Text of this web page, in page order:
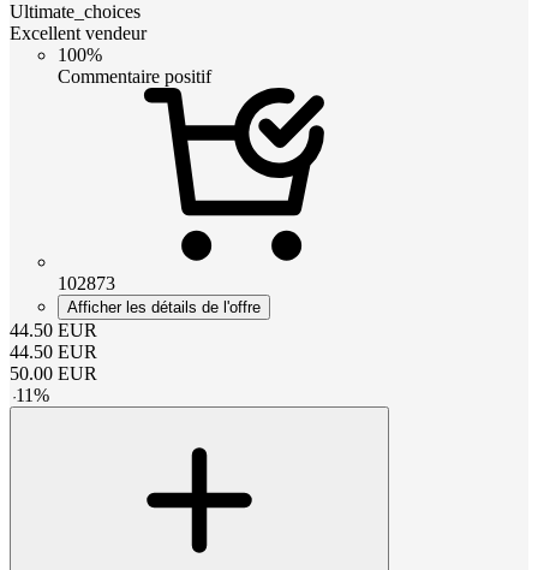
Ultimate_choices
Excellent vendeur
100%
Commentaire positif
102873
Afficher les détails de l'offre
44.50 EUR
44.50 EUR
50.00 EUR
-11%